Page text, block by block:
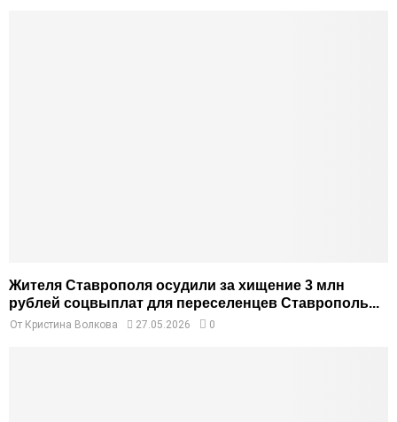
Жителя Ставрополя осудили за хищение 3 млн
рублей соцвыплат для переселенцев Ставрополь...
От Кристина Волкова 27.05.2026 0